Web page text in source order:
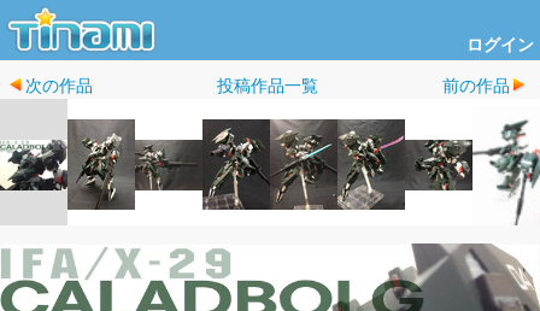
ログイン
次の作品 投稿作品一覧 前の作品